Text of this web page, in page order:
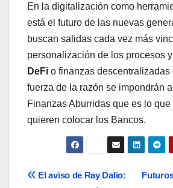
En la digitalización como
está el futuro de las nuevas
buscan salidas cada vez más
personalización de los procesos
DeFi o finanzas descentralizadas
fuerza de la razón se impondrán
Finanzas Aburridas que es lo
quieren colocar los Bancos.
Navegación
El aviso de Ray Dalio: